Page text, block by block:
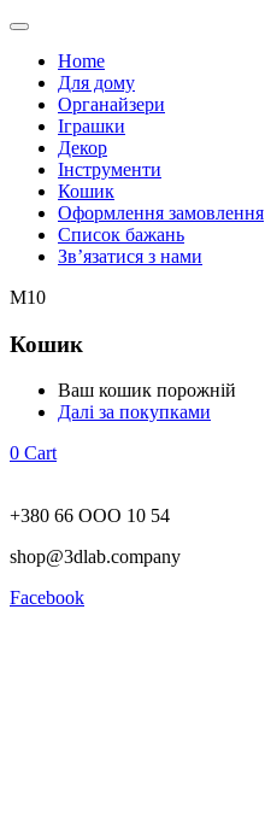
Home
Для дому
Органайзери
Іграшки
Декор
Інструменти
Кошик
Оформлення замовлення
Список бажань
Зв’язатися з нами
М10
Кошик
Ваш кошик порожній
Далі за покупками
0 Cart
+380 66 ООО 10 54
shop@3dlab.company
Facebook